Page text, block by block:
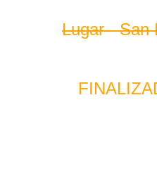
Lugar - San